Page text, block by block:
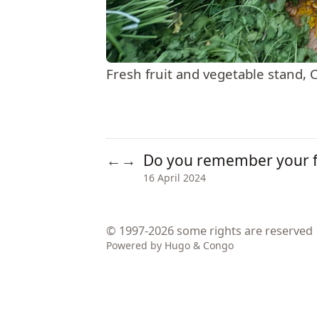
Fresh fruit and vegetable stand,
← → Do you remember your
16 April 2024
© 1997-2026 some rights are reserved
Powered by Hugo & Congo